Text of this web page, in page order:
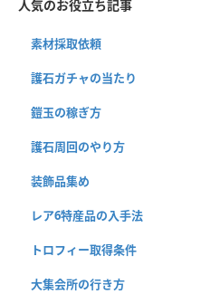
人気のお役立ち記事
素材採取依頼
護石ガチャの当たり
鎧玉の稼ぎ方
護石周回のやり方
装飾品集め
レア6特産品の入手法
トロフィー取得条件
大集会所の行き方